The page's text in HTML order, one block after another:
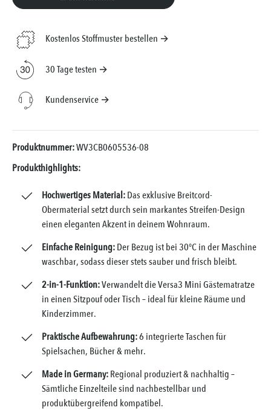
Kostenlos Stoffmuster bestellen →
30 Tage testen →
Kundenservice →
Produktnummer:WV3CB0605536-08
Produkthighlights:
Hochwertiges Material:Das exklusive Breitcord-
Obermaterial setzt durch sein markantes Streifen-Design
einen eleganten Akzent in deinem Wohnraum.
Einfache Reinigung:Der Bezug ist bei 30°C in der Maschine
waschbar, sodass dieser stets sauber und frisch bleibt.
2-in-1-Funktion:Verwandelt die Versa3 Mini Gästematratze
in einen Sitzpouf oder Tisch – ideal für kleine Räume und
Kinderzimmer.
Praktische Aufbewahrung:6 integrierte Taschen für
Spielsachen, Bücher & mehr.
Made in Germany:Regional produziert & nachhaltig –
Sämtliche Einzelteile sind nachbestellbar und
produktübergreifend kompatibel.